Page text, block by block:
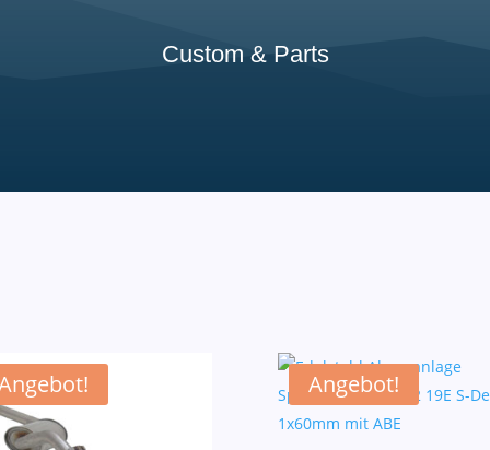
Custom & Parts
Angebot!